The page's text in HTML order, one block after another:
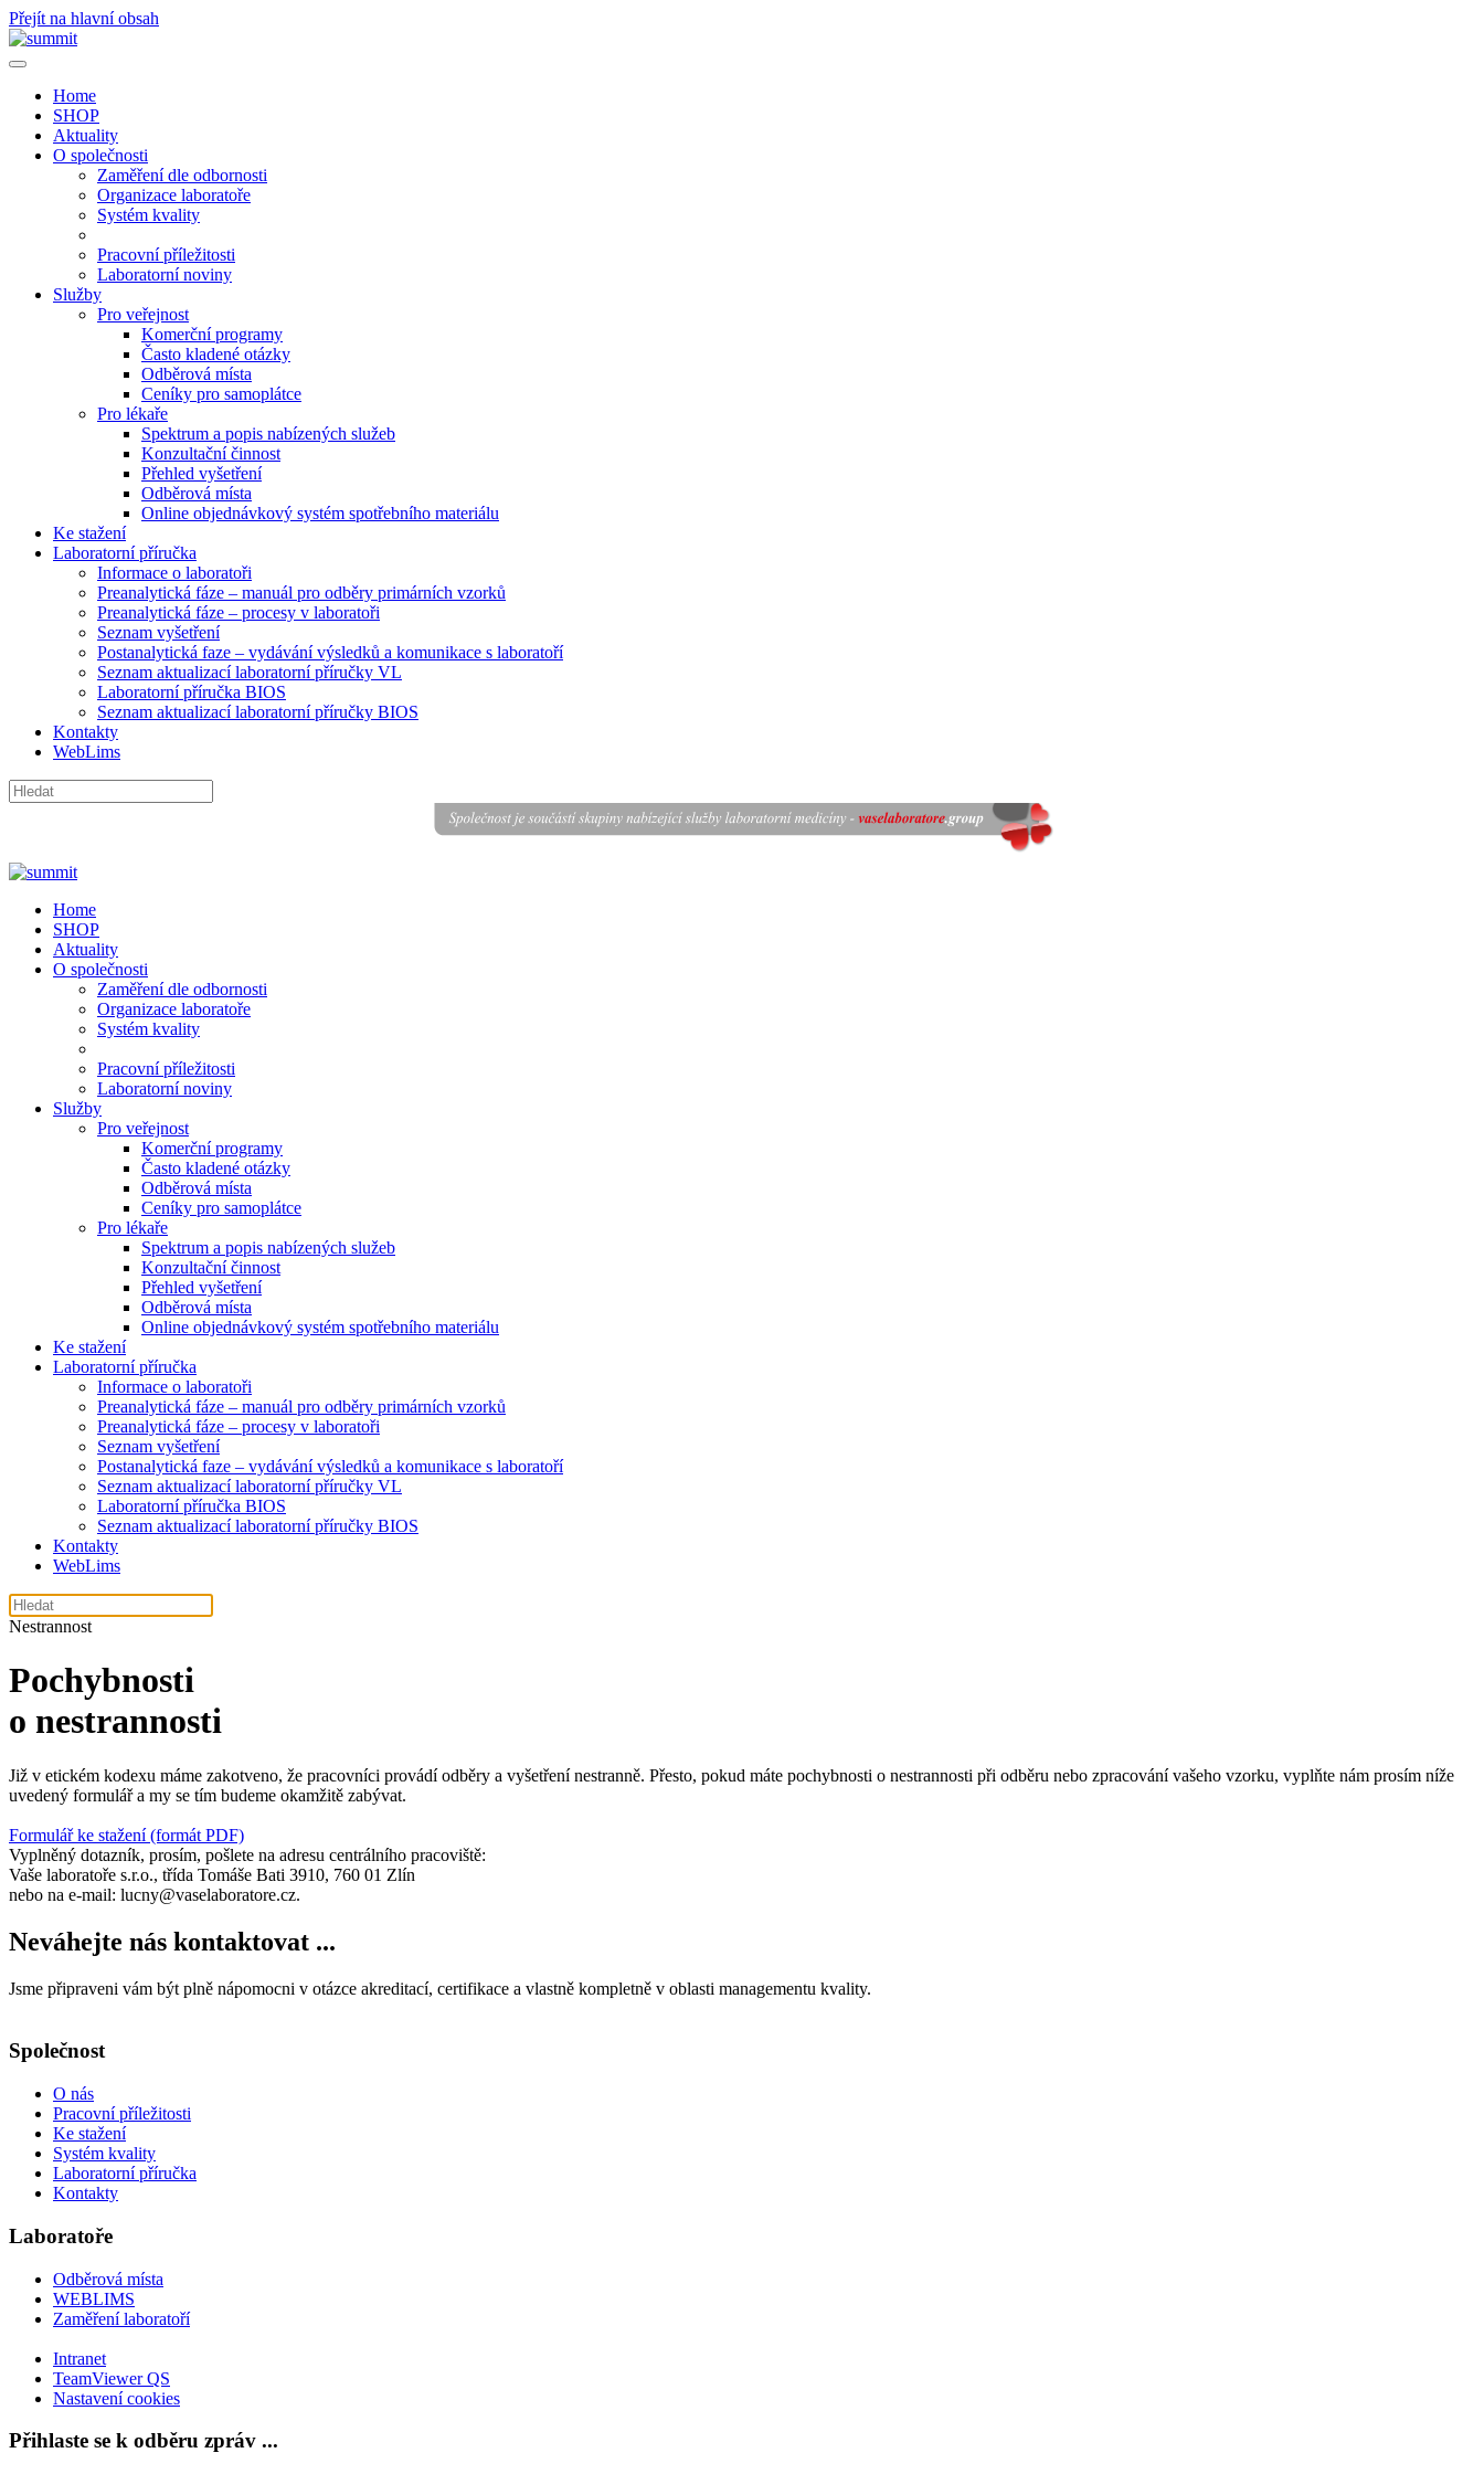
Přejít na hlavní obsah
Home
SHOP
Aktuality
O společnosti
Zaměření dle odbornosti
Organizace laboratoře
Systém kvality
Pracovní příležitosti
Laboratorní noviny
Služby
Pro veřejnost
Komerční programy
Často kladené otázky
Odběrová místa
Ceníky pro samoplátce
Pro lékaře
Spektrum a popis nabízených služeb
Konzultační činnost
Přehled vyšetření
Odběrová místa
Online objednávkový systém spotřebního materiálu
Ke stažení
Laboratorní příručka
Informace o laboratoři
Preanalytická fáze – manuál pro odběry primárních vzorků
Preanalytická fáze – procesy v laboratoři
Seznam vyšetření
Postanalytická faze – vydávání výsledků a komunikace s laboratoří
Seznam aktualizací laboratorní příručky VL
Laboratorní příručka BIOS
Seznam aktualizací laboratorní příručky BIOS
Kontakty
WebLims
Home
SHOP
Aktuality
O společnosti
Zaměření dle odbornosti
Organizace laboratoře
Systém kvality
Pracovní příležitosti
Laboratorní noviny
Služby
Pro veřejnost
Komerční programy
Často kladené otázky
Odběrová místa
Ceníky pro samoplátce
Pro lékaře
Spektrum a popis nabízených služeb
Konzultační činnost
Přehled vyšetření
Odběrová místa
Online objednávkový systém spotřebního materiálu
Ke stažení
Laboratorní příručka
Informace o laboratoři
Preanalytická fáze – manuál pro odběry primárních vzorků
Preanalytická fáze – procesy v laboratoři
Seznam vyšetření
Postanalytická faze – vydávání výsledků a komunikace s laboratoří
Seznam aktualizací laboratorní příručky VL
Laboratorní příručka BIOS
Seznam aktualizací laboratorní příručky BIOS
Kontakty
WebLims
Nestrannost
Pochybnosti
o nestrannosti
Již v etickém kodexu máme zakotveno, že pracovníci provádí odběry a vyšetření nestranně. Přesto, pokud máte pochybnosti o nestrannosti při odběru nebo zpracování vašeho vzorku, vyplňte nám prosím níže
uvedený formulář a my se tím budeme okamžitě zabývat.
Formulář ke stažení (formát PDF)
Vyplněný dotazník, prosím, pošlete na adresu centrálního pracoviště:
Vaše laboratoře s.r.o., třída Tomáše Bati 3910, 760 01 Zlín
nebo na e-mail: lucny@vaselaboratore.cz.
Neváhejte nás kontaktovat ...
Jsme připraveni vám být plně nápomocni v otázce akreditací, certifikace a vlastně kompletně v oblasti managementu kvality.
Společnost
O nás
Pracovní příležitosti
Ke stažení
Systém kvality
Laboratorní příručka
Kontakty
Laboratoře
Odběrová místa
WEBLIMS
Zaměření laboratoří
Intranet
TeamViewer QS
Nastavení cookies
Přihlaste se k odběru zpráv ...